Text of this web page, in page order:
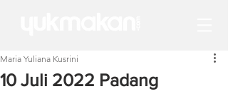
10 Juli 2022 Padang
Maria Yuliana Kusrini